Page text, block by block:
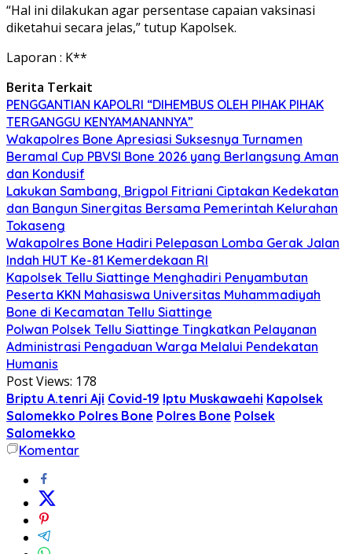
“Hal ini dilakukan agar persentase capaian vaksinasi
diketahui secara jelas,” tutup Kapolsek.
Laporan : K**
Berita Terkait
PENGGANTIAN KAPOLRI “DIHEMBUS OLEH PIHAK PIHAK
TERGANGGU KENYAMANANNYA”
Wakapolres Bone Apresiasi Suksesnya Turnamen
Beramal Cup PBVSI Bone 2026 yang Berlangsung Aman
dan Kondusif
Lakukan Sambang, Brigpol Fitriani Ciptakan Kedekatan
dan Bangun Sinergitas Bersama Pemerintah Kelurahan
Tokaseng
Wakapolres Bone Hadiri Pelepasan Lomba Gerak Jalan
Indah HUT Ke-81 Kemerdekaan RI
Kapolsek Tellu Siattinge Menghadiri Penyambutan
Peserta KKN Mahasiswa Universitas Muhammadiyah
Bone di Kecamatan Tellu Siattinge
Polwan Polsek Tellu Siattinge Tingkatkan Pelayanan
Administrasi Pengaduan Warga Melalui Pendekatan
Humanis
Post Views: 178
Briptu A.tenri Aji Covid-19 Iptu Muskawaehi Kapolsek
Salomekko Polres Bone Polres Bone Polsek
Salomekko
Komentar